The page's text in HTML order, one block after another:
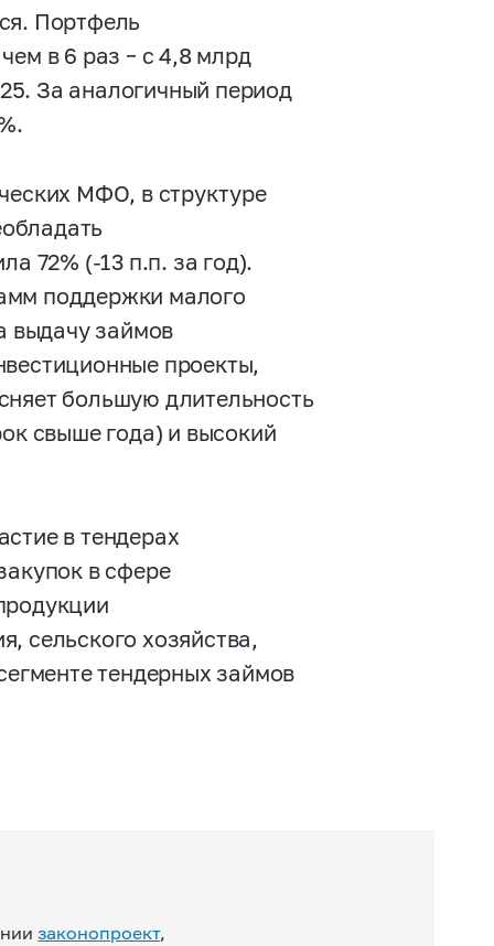
Портфель
в 6 раз – с 4,8 млрд
За аналогичный период
МФО, в структуре
72% (-13 п.п. за год).
поддержки малого
выдачу займов
проекты,
большую длительность
свыше года) и высокий
в тендерах
в сфере
сельского хозяйства,
тендерных займов
законопроект,